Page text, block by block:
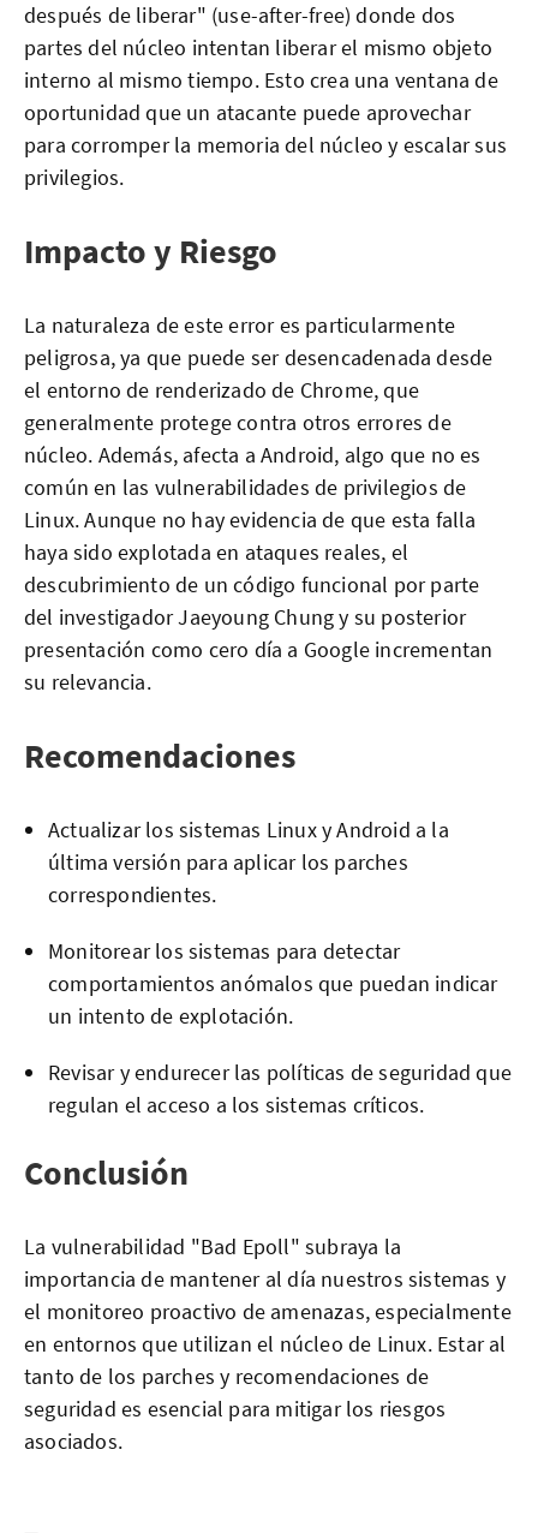
después de liberar" (use-after-free) donde dos
partes del núcleo intentan liberar el mismo objeto
interno al mismo tiempo. Esto crea una ventana de
oportunidad que un atacante puede aprovechar
para corromper la memoria del núcleo y escalar sus
privilegios.
Impacto y Riesgo
La naturaleza de este error es particularmente
peligrosa, ya que puede ser desencadenada desde
el entorno de renderizado de Chrome, que
generalmente protege contra otros errores de
núcleo. Además, afecta a Android, algo que no es
común en las vulnerabilidades de privilegios de
Linux. Aunque no hay evidencia de que esta falla
haya sido explotada en ataques reales, el
descubrimiento de un código funcional por parte
del investigador Jaeyoung Chung y su posterior
presentación como cero día a Google incrementan
su relevancia.
Recomendaciones
Actualizar los sistemas Linux y Android a la
última versión para aplicar los parches
correspondientes.
Monitorear los sistemas para detectar
comportamientos anómalos que puedan indicar
un intento de explotación.
Revisar y endurecer las políticas de seguridad que
regulan el acceso a los sistemas críticos.
Conclusión
La vulnerabilidad "Bad Epoll" subraya la
importancia de mantener al día nuestros sistemas y
el monitoreo proactivo de amenazas, especialmente
en entornos que utilizan el núcleo de Linux. Estar al
tanto de los parches y recomendaciones de
seguridad es esencial para mitigar los riesgos
asociados.